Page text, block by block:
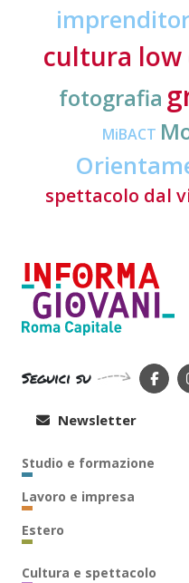
cultura low
fotografia
MiBACT
spettacolo dal
Seguici su
Newsletter
Studio e formazione
Lavoro e impresa
Estero
Cultura e spettacolo